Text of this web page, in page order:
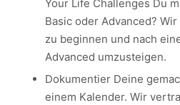
Your Life Challenges Du
Basic oder Advanced?
zu beginnen und nach
Advanced umzusteigen.
Dokumentier Deine
einem Kalender. Wir